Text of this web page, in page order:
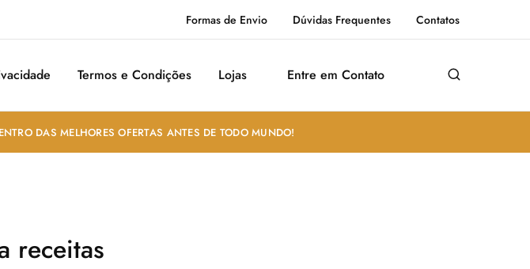
Formas de Envio Dúvidas Frequentes Contatos
Termos e Condições Lojas Entre em Contato
DAS MELHORES OFERTAS ANTES DE TODO MUNDO!
receitas